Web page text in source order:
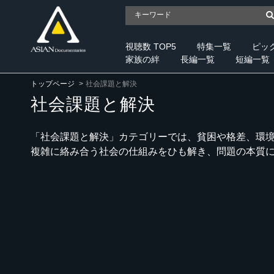
視聴数 TOP5 特集一覧
ピッ
家族の絆
長編一覧 短編一覧
トップページ 社会課題と解決
社会課題と解決
「社会課題と解決」カテゴリーでは、貧困や格差、
複雑に絡み合う社会の仕組みをひも解き、問題の本質